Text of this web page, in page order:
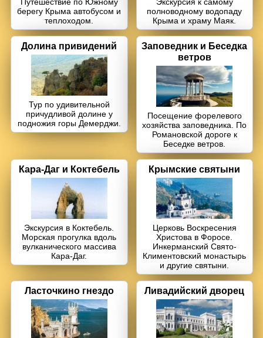
Храм Солнца
Велоэкскурсии
Джип-туры
Каякинг
Квадроциклы
Конные прогулки
Рыбалка с катера
Трансфер
Путешествие по Южному
берегу Крыма автобусом и
теплоходом.
Экскурсия к самому
полноводному водопаду
Крыма и храму Маяк.
Долина привидений
Тур по удивительной
причудливой долине у
подножия горы Демерджи.
Заповедник и Беседка
ветров
Посещение форелевого
хозяйства заповедника. По
Романовской дороге к
Беседке ветров.
Кара-Даг и Коктебель
Экскурсия в Коктебель.
Морская прогулка вдоль
вулканического массива
Кара-Даг.
Крымские святыни
Церковь Воскресения
Христова в Форосе.
Инкерманский Свято-
Климентовский монастырь
и другие святыни.
Ласточкино гнездо Ливадийский дворец